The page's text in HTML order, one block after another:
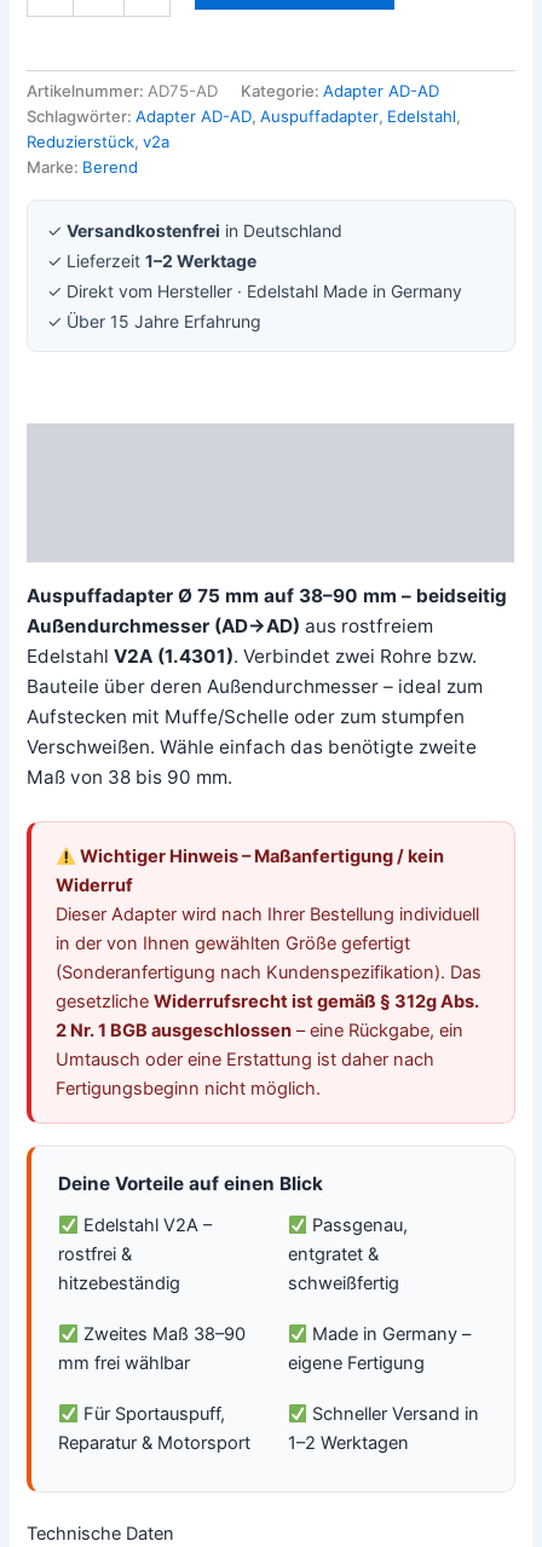
Artikelnummer:AD75-AD Kategorie:Adapter AD-AD
Schlagwörter:Adapter AD-AD,Auspuffadapter, Edelstahl,
Reduzierstück,v2a
Marke: Berend
✓Versandkostenfrei in Deutschland
✓ Lieferzeit1–2 Werktage
✓ Direkt vom Hersteller · Edelstahl Made in Germany
✓ Über 15 Jahre Erfahrung
Auspuffadapter Ø 75 mm auf 38–90 mm – beidseitig
Außendurchmesser (AD→AD) aus rostfreiem
EdelstahlV2A (1.4301). Verbindet zwei Rohre bzw.
Bauteile über deren Außendurchmesser – ideal zum
Aufstecken mit Muffe/Schelle oder zum stumpfen
Verschweißen. Wähle einfach das benötigte zweite
Maß von 38 bis 90 mm.
Wichtiger Hinweis – Maßanfertigung / kein
Widerruf
Dieser Adapter wird nach Ihrer Bestellung individuell
in der von Ihnen gewählten Größe gefertigt
(Sonderanfertigung nach Kundenspezifikation). Das
gesetzlicheWiderrufsrecht ist gemäß § 312g Abs.
2 Nr. 1 BGB ausgeschlossen – eine Rückgabe, ein
Umtausch oder eine Erstattung ist daher nach
Fertigungsbeginn nicht möglich.
Deine Vorteile auf einen Blick
Edelstahl V2A –
rostfrei &
hitzebeständig
Passgenau,
entgratet &
schweißfertig
Zweites Maß 38–90
mm frei wählbar
Made in Germany –
eigene Fertigung
Für Sportauspuff,
Reparatur & Motorsport
Schneller Versand in
1–2 Werktagen
Technische Daten